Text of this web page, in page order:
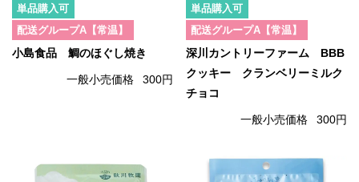
単品購入可
配送グループA【常温】
小島食品 鯛のほぐし焼き
一般小売価格 300円
単品購入可
配送グループA【常温】
深川カントリーファーム BBB
クッキー クランベリーミルク
チョコ
一般小売価格 300円